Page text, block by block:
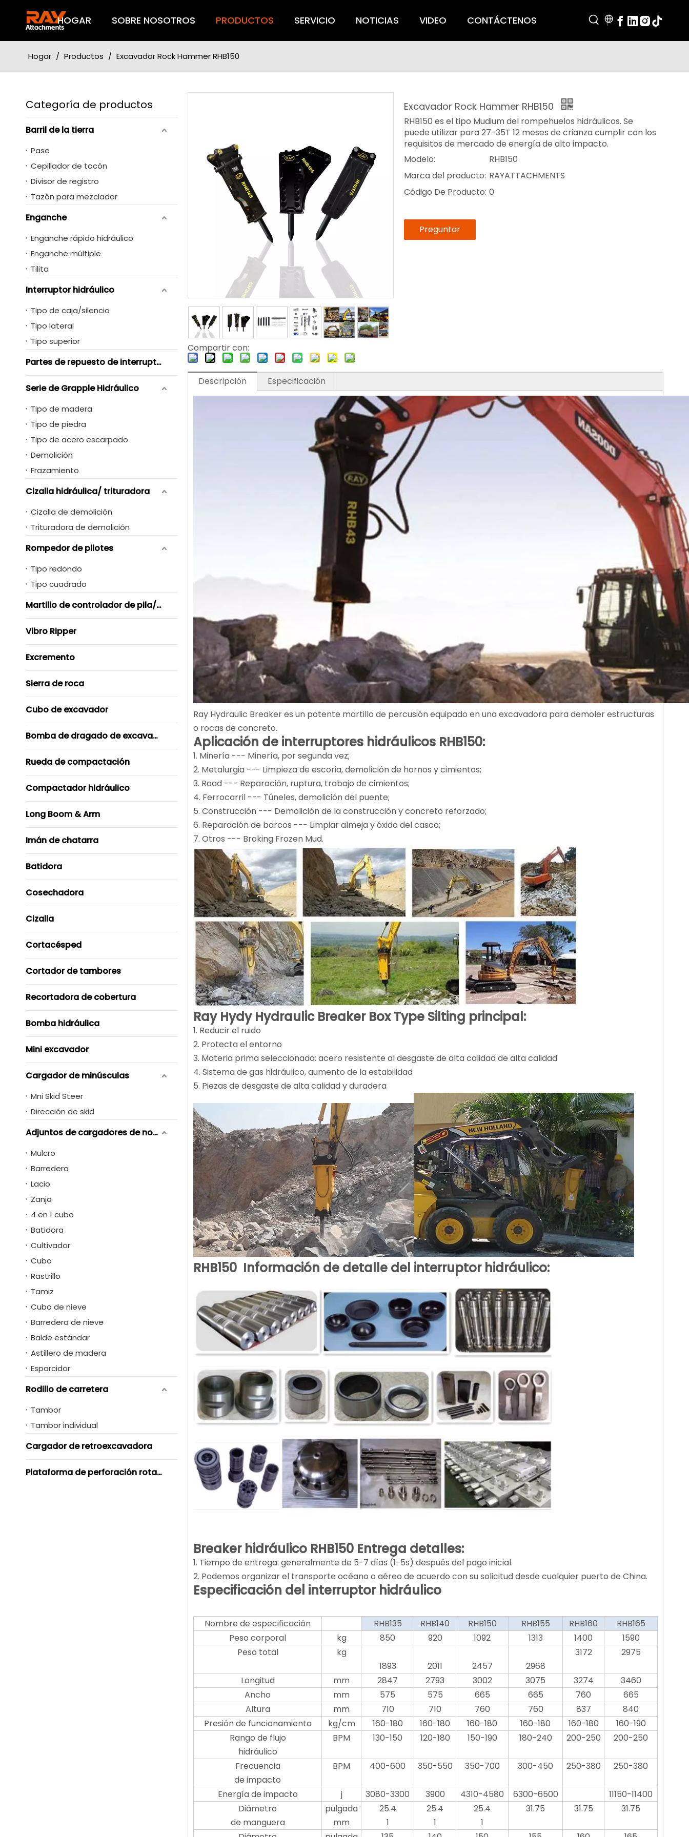
HOGAR SOBRE NOSOTROS PRODUCTOS SERVICIO NOTICIAS VIDEO CONTÁCTENOS
Hogar / Productos / Excavador Rock Hammer RHB150
Categoría de productos
Barril de la tierra
Pase
Cepillador de tocón
Divisor de registro
Tazón para mezclador
Enganche
Enganche rápido hidráulico
Enganche múltiple
Tilita
Interruptor hidráulico
Tipo de caja/silencio
Tipo lateral
Tipo superior
Partes de repuesto de interruptores hidráulicos
Serie de Grapple Hidráulico
Tipo de madera
Tipo de piedra
Tipo de acero escarpado
Demolición
Frazamiento
Cizalla hidráulica/ trituradora
Cizalla de demolición
Trituradora de demolición
Rompedor de pilotes
Tipo redondo
Tipo cuadrado
Martillo de controlador de pila/ Vibro
Vibro Ripper
Excremento
Sierra de roca
Cubo de excavador
Bomba de dragado de excavador
Rueda de compactación
Compactador hidráulico
Long Boom & Arm
Imán de chatarra
Batidora
Cosechadora
Cizalla
Cortacésped
Cortador de tambores
Recortadora de cobertura
Bomba hidráulica
Mini excavador
Cargador de minúsculas
Mni Skid Steer
Dirección de skid
Adjuntos de cargadores de novero de skid
Mulcro
Barredera
Lacio
Zanja
4 en 1 cubo
Batidora
Cultivador
Cubo
Rastrillo
Tamiz
Cubo de nieve
Barredera de nieve
Balde estándar
Astillero de madera
Esparcidor
Rodillo de carretera
Tambor
Tambor individual
Cargador de retroexcavadora
Plataforma de perforación rotativa
Compartir con:
Excavador Rock Hammer RHB150
RHB150 es el tipo Mudium del rompehuelos hidráulicos. Se
puede utilizar para 27-35T 12 meses de crianza cumplir con los
requisitos de mercado de energía de alto impacto.
Modelo:
RHB150
Marca del producto: RAYATTACHMENTS
Código De Producto: 0
Preguntar
Descripción Especificación
Ray Hydraulic Breaker es un potente martillo de percusión equipado en una excavadora para demoler estructuras
o rocas de concreto.
Aplicación de interruptores hidráulicos RHB150:
1. Minería --- Minería, por segunda vez;
2. Metalurgia --- Limpieza de escoria, demolición de hornos y cimientos;
3. Road --- Reparación, ruptura, trabajo de cimientos;
4. Ferrocarril --- Túneles, demolición del puente;
5. Construcción --- Demolición de la construcción y concreto reforzado;
6. Reparación de barcos --- Limpiar almeja y óxido del casco;
7. Otros --- Broking Frozen Mud.
Ray Hydy Hydraulic Breaker Box Type Silting principal:
1. Reducir el ruido
2. Protecta el entorno
3. Materia prima seleccionada: acero resistente al desgaste de alta calidad de alta calidad
4. Sistema de gas hidráulico, aumento de la estabilidad
5. Piezas de desgaste de alta calidad y duradera
RHB150 Información de detalle del interruptor hidráulico:
Breaker hidráulico RHB150 Entrega detalles:
1. Tiempo de entrega: generalmente de 5-7 días (1-5s) después del pago inicial.
2. Podemos organizar el transporte océano o aéreo de acuerdo con su solicitud desde cualquier puerto de China.
Especificación del interruptor hidráulico
Nombre de especificación RHB135 RHB140 RHB150 RHB155 RHB160
RHB165
Peso corporal
kg 850 920 1092 1313 1400
1590
Peso total
kg
1893
2011 2457 2968
3172 2975
Longitud mm 2847 2793 3002 3075 3274
3460
Ancho
mm 575 575 665 665 760
665
Altura
mm 710 710 760 760 837
840
Presión de funcionamiento
kg/cm 160-180 160-180 160-180 160-180 160-180
160-190
Rango de flujo
hidráulico
BPM 130-150 120-180 150-190 180-240 200-250 200-250
Frecuencia
de impacto
BPM 400-600 350-550 350-700 300-450 250-380 250-380
Energía de impacto j 3080-3300 3900 4310-4580 6300-6500
11150-11400
Diámetro
de manguera
pulgada
mm
25.4
1
25.4
1
25.4
1
31.75 31.75 31.75